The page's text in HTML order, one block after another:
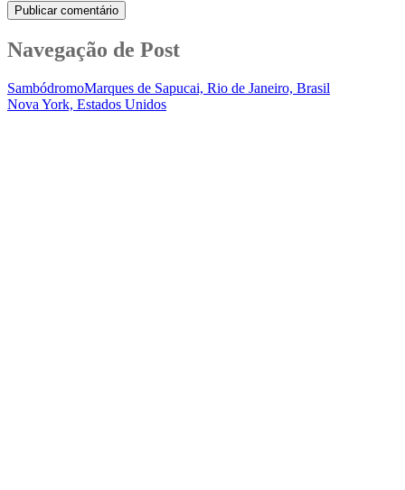
Navegação de Post
SambódromoMarques de Sapucai, Rio de Janeiro, Brasil
Nova York, Estados Unidos